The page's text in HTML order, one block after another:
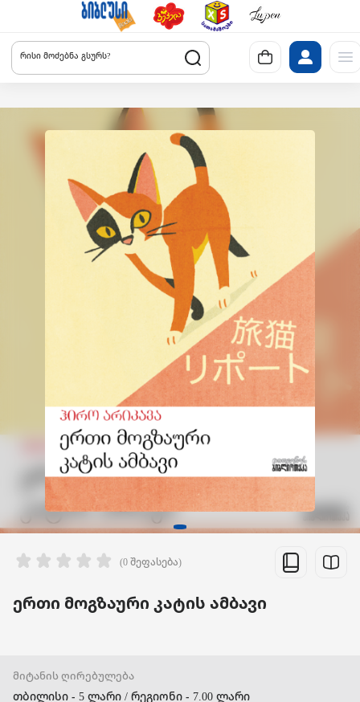
რისი მოძებნა გსურს?
(0 შეფასება)
ერთი მოგზაური კატის ამბავი
მიტანის ღირებულება
თბილისი - 5 ლარი / რეგიონი - 7.00 ლარი